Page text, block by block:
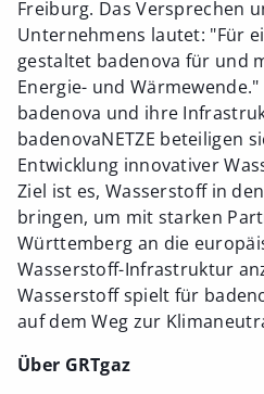
Freiburg. Das Versprechen
Unternehmens lautet: "Für
gestaltet badenova für und
Energie- und Wärmewende."
badenova und ihre
badenovaNETZE beteiligen
Entwicklung innovativer
Ziel ist es, Wasserstoff in
bringen, um mit starken
Württemberg an die
Wasserstoff-Infrastruktur
Wasserstoff spielt für
auf dem Weg zur
Über GRTgaz